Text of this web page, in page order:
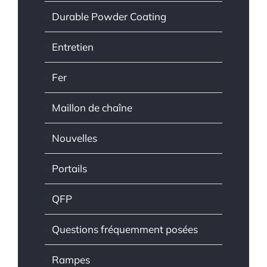
Durable Powder Coating
Entretien
Fer
Maillon de chaîne
Nouvelles
Portails
QFP
Questions fréquemment posées
Rampes